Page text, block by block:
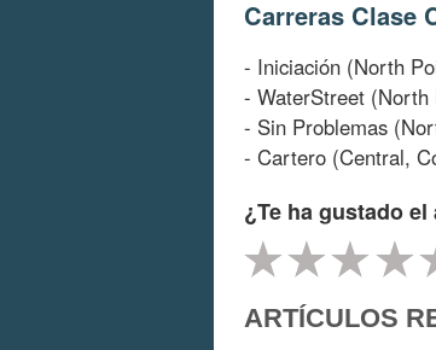
Carreras Clase
- Iniciación (North
- WaterStreet (North
- Sin Problemas
- Cartero (Central,
¿Te ha gustado
ARTÍCULOS